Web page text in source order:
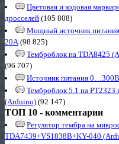
Цветовая и кодовая
дросселей (105 808)
Мощный источник
20А(98 825)
Темброблок на TDA8425
(96 707)
Источник питания 0…300В
Темброблок 5.1 на PT2323
(Arduino) (92 147)
ТОП 10 - комментарии
Регулятор тембра на
TDA7439+VS1838B+KY-040